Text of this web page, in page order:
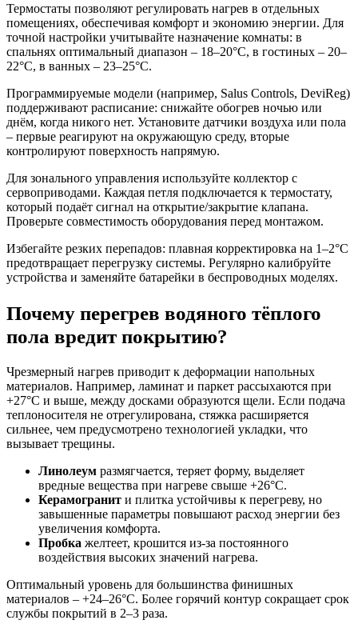
Термостаты позволяют регулировать нагрев в отдельных
помещениях, обеспечивая комфорт и экономию энергии. Для
точной настройки учитывайте назначение комнаты: в
спальнях оптимальный диапазон – 18–20°C, в гостиных – 20–
22°C, в ванных – 23–25°C.
Программируемые модели (например, Salus Controls, DeviReg)
поддерживают расписание: снижайте обогрев ночью или
днём, когда никого нет. Установите датчики воздуха или пола
– первые реагируют на окружающую среду, вторые
контролируют поверхность напрямую.
Для зонального управления используйте коллектор с
сервоприводами. Каждая петля подключается к термостату,
который подаёт сигнал на открытие/закрытие клапана.
Проверьте совместимость оборудования перед монтажом.
Избегайте резких перепадов: плавная корректировка на 1–2°C
предотвращает перегрузку системы. Регулярно калибруйте
устройства и заменяйте батарейки в беспроводных моделях.
Почему перегрев водяного тёплого
пола вредит покрытию?
Чрезмерный нагрев приводит к деформации напольных
материалов. Например, ламинат и паркет рассыхаются при
+27°C и выше, между досками образуются щели. Если подача
теплоносителя не отрегулирована, стяжка расширяется
сильнее, чем предусмотрено технологией укладки, что
вызывает трещины.
Линолеум размягчается, теряет форму, выделяет
вредные вещества при нагреве свыше +26°C.
Керамогранит и плитка устойчивы к перегреву, но
завышенные параметры повышают расход энергии без
увеличения комфорта.
Пробка желтеет, крошится из-за постоянного
воздействия высоких значений нагрева.
Оптимальный уровень для большинства финишных
материалов – +24–26°C. Более горячий контур сокращает срок
службы покрытий в 2–3 раза.